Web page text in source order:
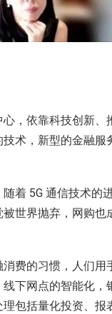
，依靠科技创新、
术，新型的金融服
着 5G 通信技术的
世界抛弃，网购也
费的习惯，人们用
下网点的智能化，
包括量化投资、报